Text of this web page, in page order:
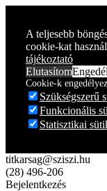
A teljesebb
cookie-kat használ
tájékoztató
Elutasítom
Cookie-k
Szükségszerű
Funkcionális
Statisztikai
titkarsag@sziszi.hu
(28) 496-206
Bejelentkezés